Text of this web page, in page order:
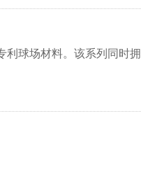
球场材料。该系列同时